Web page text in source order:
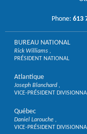
Phone: 613
BUREAU NATIONAL
Rick Williams
PRÉSIDENT NATIONAL
Atlantique
Joseph Blanchard
VICE-PRÉSIDENT
Québec
Daniel Larouche
VICE-PRÉSIDENT